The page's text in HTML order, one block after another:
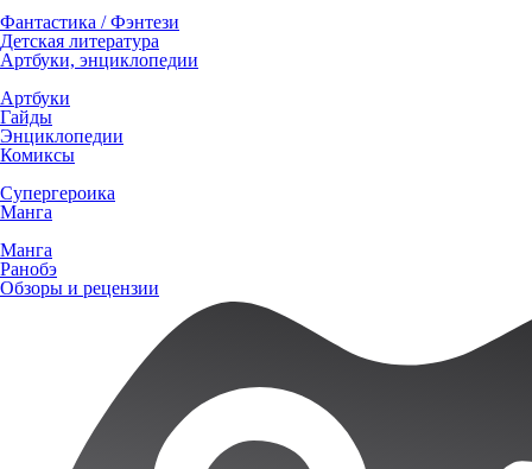
Фантастика / Фэнтези
Детская литература
Артбуки, энциклопедии
Артбуки
Гайды
Энциклопедии
Комиксы
Супергероика
Манга
Манга
Ранобэ
Обзоры и рецензии